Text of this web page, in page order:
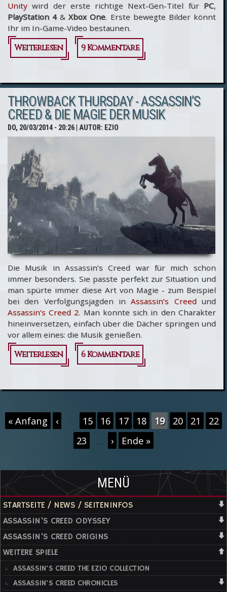
Unity wird der erste richtige Next-Gen-Titel für PC,
PlayStation 4&Xbox One. Erste bewegte Bilder könnt
Ihr im In-Game-Video bestaunen.
Weiterlesen
über
kündigt
Assassin’s
Creed
Unity
erstes
In-Game-
Video!
9 Kommentare
THROWBACK THURSDAY - ASSASSIN’S
CREED & DIE MAGIE DER MUSIK
DO, 20/03/2014 - 20:26| AUTOR: EZIO
Die Musik in Assassin’s Creed war für mich schon
immer besonders. Sie passte perfekt zur Situation und
man spürte immer diese Art von Magie - zum Beispiel
bei den Verfolgungsjagden inAssassin’s Creedund
Assassin’s Creed 2. Man konnte sich in den Charakter
hineinversetzen, einfach über die Dächer springen und
vor allem eines: die Musik genießen.
Weiterlesen
über
Thursday -
Creed & die
Magie der
6 Kommentare
Seiten
« Anfang ‹ … 15 16 17 18 19 20 21
22
23
… › Ende »
MENÜ
STARTSEITE / NEWS / SEITENINFOS
ASSASSIN'S CREED ODYSSEY
ASSASSIN'S CREED ORIGINS
WEITERE SPIELE
ASSASSIN'S CREED THE EZIO COLLECTION
ASSASSIN'S CREED CHRONICLES